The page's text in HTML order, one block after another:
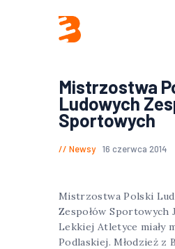
Mistrzostwa
Ludowych
Sportowych
Newsy 16 czerwca 2014
Mistrzostwa Polski
Zespołów Sportowych
Lekkiej Atletyce miały
Podlaskiej. Młodzież z